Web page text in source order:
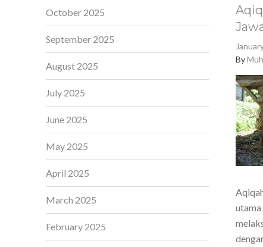
By
October 2025
September 2025
August 2025
July 2025
June 2025
May 2025
April 2025
March 2025
February 2025